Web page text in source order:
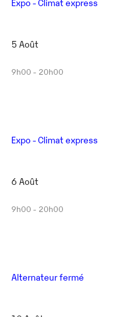
5 Août
9h00 - 20h00
Expo - Climat express
6 Août
9h00 - 20h00
Alternateur fermé